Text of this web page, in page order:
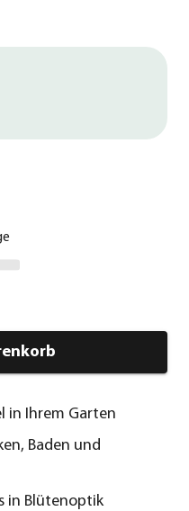
in Ihrem Garten
Baden und
in Blütenoptik